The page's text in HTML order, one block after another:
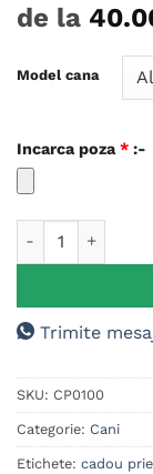
5din 5 pe
baza unei
evaluări
de la
Model cana
Incarca poza * :-
Trimite
SKU: CP0100
Categorie: Cani
Etichete: cadou